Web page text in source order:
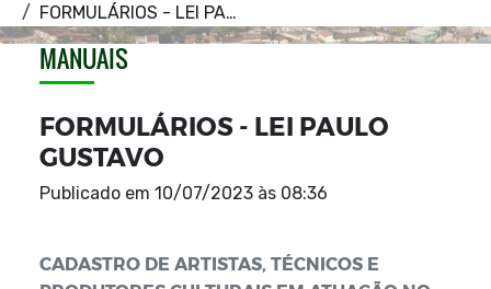
FORMULÁRIOS - LEI PAULO GUSTAVO
MANUAIS
FORMULÁRIOS - LEI PAULO
GUSTAVO
Publicado em 10/07/2023 às 08:36
CADASTRO DE ARTISTAS, TÉCNICOS E